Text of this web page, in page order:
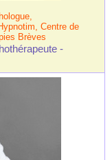
Centre de
Brèves
-